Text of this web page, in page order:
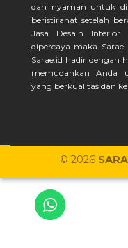
dan nyaman untuk
beristirahat setelah
Jasa Desain
dipercaya maka
Sarae.id hadir dengan
memudahkan Anda
yang berkualitas dan
© 2026